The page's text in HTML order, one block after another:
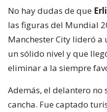
No hay dudas de que
las figuras del Mundial
Manchester City lideró
un sólido nivel y que
eliminar a la siempre
Además, el delantero no
cancha. Fue captado